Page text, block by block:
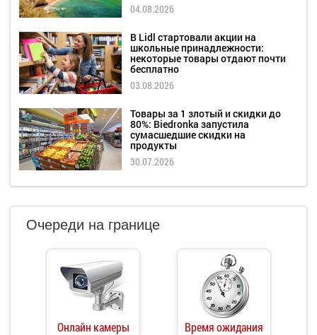
04.08.2026
В Lidl стартовали акции на
школьные принадлежности:
некоторые товары отдают почти
бесплатно
03.08.2026
Товары за 1 злотый и скидки до
80%: Biedronka запустила
сумасшедшие скидки на
продукты
30.07.2026
Очереди на границе
Онлайн камеры Время ожидания